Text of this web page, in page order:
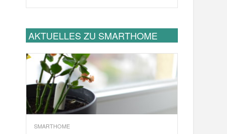
AKTUELLES ZU SMARTHOME
SMARTHOME